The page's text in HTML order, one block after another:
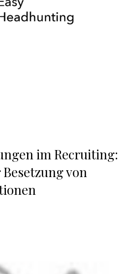
im Recruiting:
von